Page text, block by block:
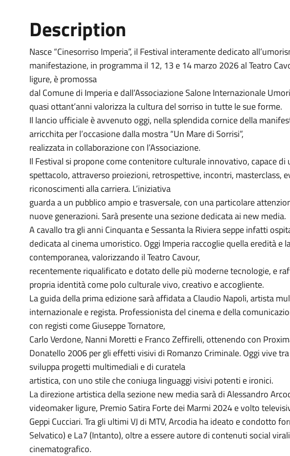
Description
Nasce “Cinesorriso Imperia”, il Festival interamente dedicato
manifestazione, in programma il 12, 13 e 14 marzo 2026 al Teatro
ligure, è promossa
dal Comune di Imperia e dall’Associazione Salone Internazionale
quasi ottant’anni valorizza la cultura del sorriso in tutte le sue forme.
Il lancio ufficiale è avvenuto oggi, nella splendida cornice della
arricchita per l’occasione dalla mostra “Un Mare di Sorrisi”,
realizzata in collaborazione con l’Associazione.
Il Festival si propone come contenitore culturale innovativo, capace di
spettacolo, attraverso proiezioni, retrospettive, incontri, masterclass,
riconoscimenti alla carriera. L’iniziativa
guarda a un pubblico ampio e trasversale, con una particolare
nuove generazioni. Sarà presente una sezione dedicata ai new media.
A cavallo tra gli anni Cinquanta e Sessanta la Riviera seppe infatti
dedicata al cinema umoristico. Oggi Imperia raccoglie quella eredità e
contemporanea, valorizzando il Teatro Cavour,
recentemente riqualificato e dotato delle più moderne tecnologie, e
propria identità come polo culturale vivo, creativo e accogliente.
La guida della prima edizione sarà affidata a Claudio Napoli, artista
internazionale e regista. Professionista del cinema e della
con registi come Giuseppe Tornatore,
Carlo Verdone, Nanni Moretti e Franco Zeffirelli, ottenendo con
Donatello 2006 per gli effetti visivi di Romanzo Criminale. Oggi vive
sviluppa progetti multimediali e di curatela
artistica, con uno stile che coniuga linguaggi visivi potenti e ironici.
La direzione artistica della sezione new media sarà di Alessandro
videomaker ligure, Premio Satira Forte dei Marmi 2024 e volto
Geppi Cucciari. Tra gli ultimi VJ di MTV, Arcodia ha ideato e condotto
Selvatico) e La7 (Intanto), oltre a essere autore di contenuti social
cinematografico.